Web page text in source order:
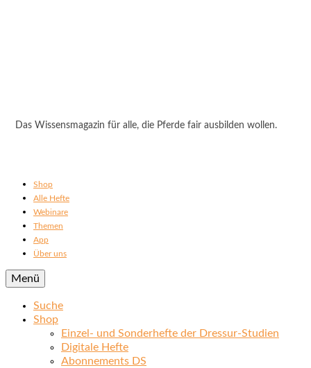
Das Wissensmagazin für alle, die Pferde fair ausbilden wollen.
Shop
Alle Hefte
Webinare
Themen
App
Über uns
Menü
Suche
Shop
Einzel- und Sonderhefte der Dressur-Studien
Digitale Hefte
Abonnements DS